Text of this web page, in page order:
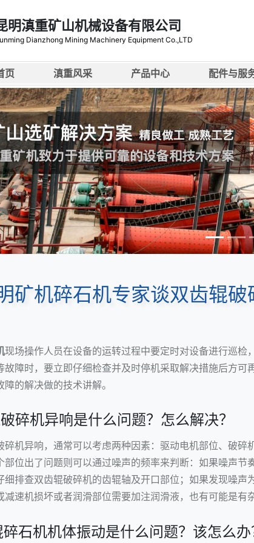
明滇重矿山机械设备有限公司
Dianzhong Mining Machinery Equipment Co.,LTD
页 滇重风采 产品中心 配件与服
矿机碎石机专家谈双齿辊
现场操作人员在设备的运转过程中要定时对设备进行巡
故障时，要立即仔细检查并及时停机采取解决措施后方可
的解决做的技术讲解。
碎机异响是什么问题？怎么解决？
碎机异响，通常可以考虑两种因素：驱动电机部位、破
部位出了问题则可以通过噪声的频率来判断：如果噪声
细排查双齿辊破碎机的齿辊轴及开口部位；如果发现噪
减速机损坏或者润滑部位需要加注润滑液，也有可能是有
石机机体振动是什么问题？该怎么办